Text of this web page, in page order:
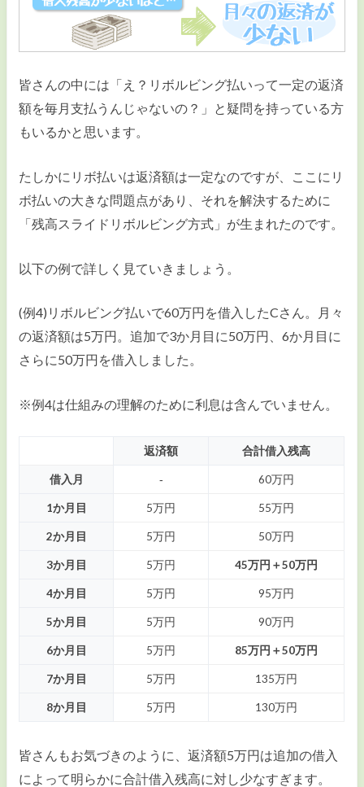
皆さんの中には「え？リボルビング払いって一定の返済
額を毎月支払うんじゃないの？」と疑問を持っている方
もいるかと思います。
たしかにリボ払いは返済額は一定なのですが、ここにリ
ボ払いの大きな問題点があり、それを解決するために
「残高スライドリボルビング方式」が生まれたのです。
以下の例で詳しく見ていきましょう。
(例4)リボルビング払いで60万円を借入したCさん。月々
の返済額は5万円。追加で3か月目に50万円、6か月目に
さらに50万円を借入しました。
※例4は仕組みの理解のために利息は含んでいません。
返済額 合計借入残高
借入月 ‐ 60万円
1か月目 5万円 55万円
2か月目 5万円 50万円
3か月目 5万円 45万円＋50万円
4か月目 5万円 95万円
5か月目 5万円 90万円
6か月目 5万円 85万円＋50万円
7か月目 5万円 135万円
8か月目 5万円 130万円
皆さんもお気づきのように、返済額5万円は追加の借入
によって明らかに合計借入残高に対し少なすぎます。